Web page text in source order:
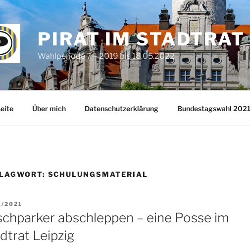
PIRAT IM
Wahlperiode 7 – 2019 bis 18.05.2022
Über mich Datenschutzerklärung Bundestagswahl 2021
SCHULUNGSMATERIAL
2021
abschleppen – eine Posse im
Leipzig